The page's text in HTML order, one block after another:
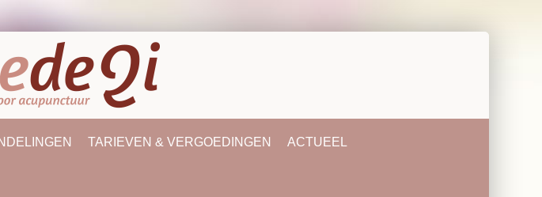
TARIEVEN & VERGOEDINGEN ACTUEEL